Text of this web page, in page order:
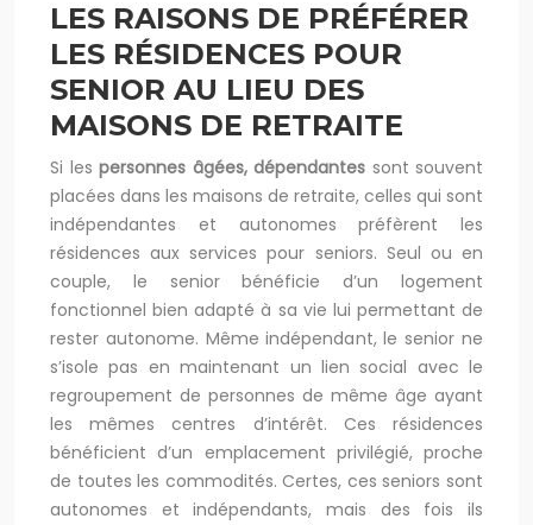
LES RAISONS DE PRÉFÉRER
LES RÉSIDENCES POUR
SENIOR AU LIEU DES
MAISONS DE RETRAITE
Si les personnes âgées, dépendantes sont souvent
placées dans les maisons de retraite, celles qui sont
indépendantes et autonomes préfèrent les
résidences aux services pour seniors. Seul ou en
couple, le senior bénéficie d’un logement
fonctionnel bien adapté à sa vie lui permettant de
rester autonome. Même indépendant, le senior ne
s’isole pas en maintenant un lien social avec le
regroupement de personnes de même âge ayant
les mêmes centres d’intérêt. Ces résidences
bénéficient d’un emplacement privilégié, proche
de toutes les commodités. Certes, ces seniors sont
autonomes et indépendants, mais des fois ils